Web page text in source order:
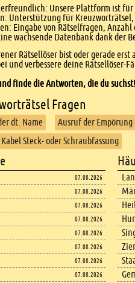
Unsere Plattform ist
Unterstützung für Kreuzworträtsel,
Eingabe von Rätselfragen,
wachsende Datenbank dank der
Rätsellöser bist oder gerade
und verbessere deine
finde die Antworten, die du suchst!
Fragen
dt. Name Ausruf der
Kabel Steck- oder Schraubfassung
07.08.2026
07.08.2026
07.08.2026
07.08.2026
07.08.2026
07.08.2026
07.08.2026
07.08.2026